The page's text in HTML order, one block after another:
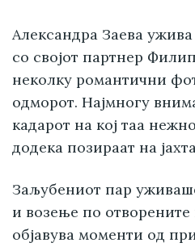
Александра Заева
со својот партнер
неколку романтични
одморот. Најмногу
кадарот на кој таа
додека позираат на
Заљубениот пар
и возење по
објавува моменти од